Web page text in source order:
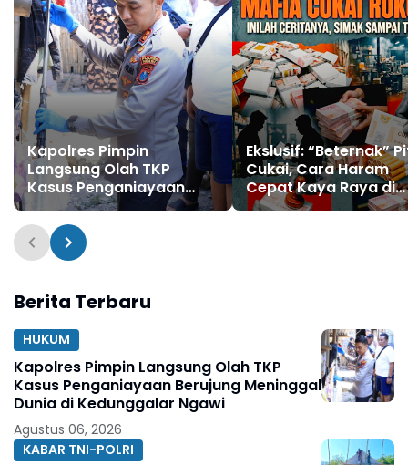
Kapolres Pimpin
Langsung Olah TKP
Kasus Penganiayaan
Berujung Meninggal
Dunia di Kedunggalar
Ngawi
Ekslusif: “Beternak”
Cukai, Cara Haram
Cepat Kaya Raya di
Jawa Timur
Berita Terbaru
HUKUM
Kapolres Pimpin Langsung Olah TKP
Kasus Penganiayaan Berujung Meninggal
Dunia di Kedunggalar Ngawi
Agustus 06, 2026
KABAR TNI-POLRI